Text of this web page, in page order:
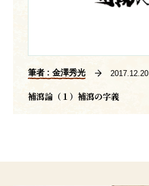
筆者 : 金澤秀光 2017.12.20
補瀉論（１）補瀉の字義